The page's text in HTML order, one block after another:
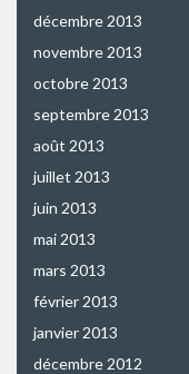
décembre 2013
novembre 2013
octobre 2013
septembre 2013
août 2013
juillet 2013
juin 2013
mai 2013
mars 2013
février 2013
janvier 2013
décembre 2012